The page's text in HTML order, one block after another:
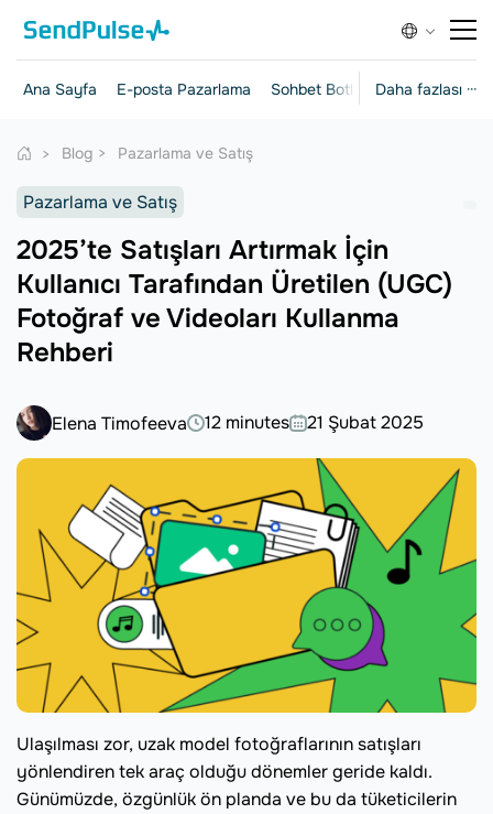
Daha fazlası ···
Ana Sayfa E-posta Pazarlama Sohbet Botları Açılış Sayfaları
Blog Pazarlama ve Satış
Pazarlama ve Satış
2025’te Satışları Artırmak İçin
Kullanıcı Tarafından Üretilen (UGC)
Fotoğraf ve Videoları Kullanma
Rehberi
Elena Timofeeva 12 minutes 21 Şubat 2025
Ulaşılması zor, uzak model fotoğraflarının satışları
yönlendiren tek araç olduğu dönemler geride kaldı.
Günümüzde, özgünlük ön planda ve bu da tüketicilerin